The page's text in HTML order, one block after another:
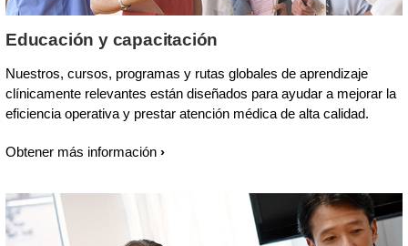
Educación y capacitación
Nuestros, cursos, programas y rutas globales de aprendizaje
clínicamente relevantes están diseñados para ayudar a mejorar la
eficiencia operativa y prestar atención médica de alta calidad.
Obtener más información